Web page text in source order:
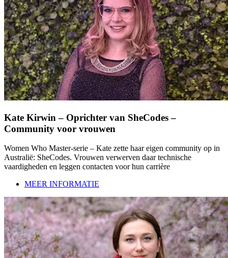
Kate Kirwin – Oprichter van SheCodes –
Community voor vrouwen
Women Who Master-serie – Kate zette haar eigen community op in
Australië: SheCodes. Vrouwen verwerven daar technische
vaardigheden en leggen contacten voor hun carrière
MEER INFORMATIE